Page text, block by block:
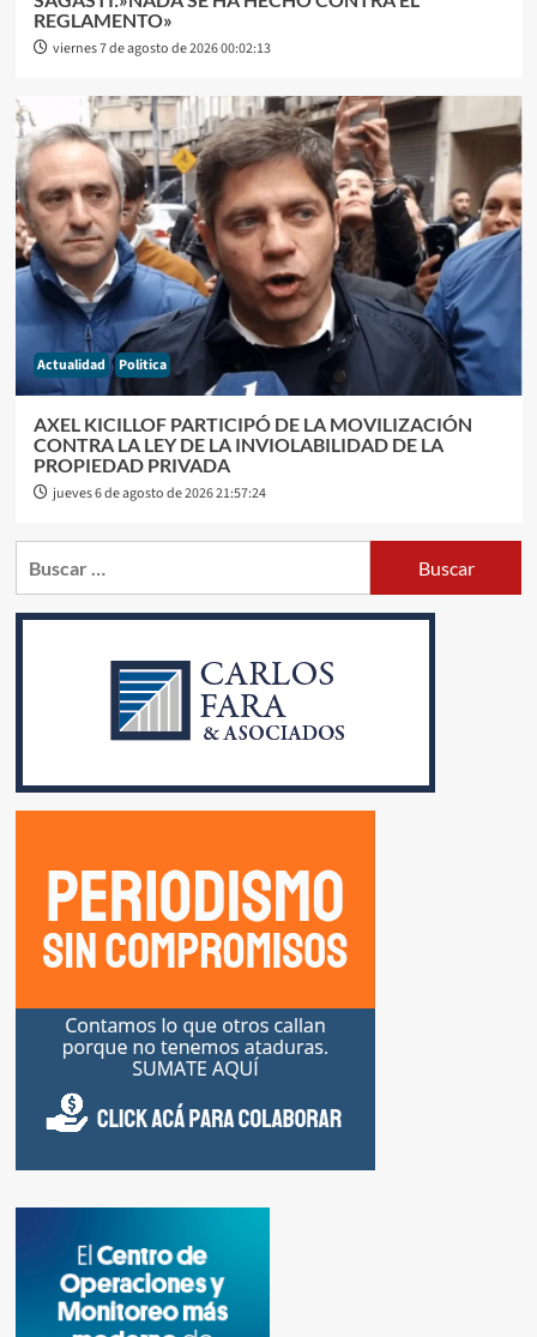
REGLAMENTO»
viernes 7 de agosto de 2026 00:02:13
Actualidad Politica
AXEL KICILLOF PARTICIPÓ DE LA MOVILIZACIÓN
CONTRA LA LEY DE LA INVIOLABILIDAD DE LA
PROPIEDAD PRIVADA
jueves 6 de agosto de 2026 21:57:24